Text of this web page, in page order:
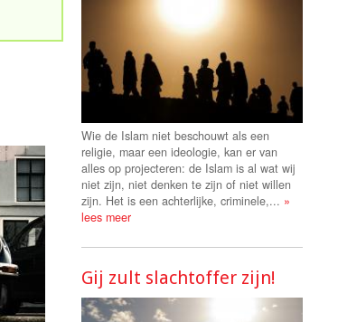
Wie de Islam niet beschouwt als een
religie, maar een ideologie, kan er van
alles op projecteren: de Islam is al wat wij
niet zijn, niet denken te zijn of niet willen
zijn. Het is een achterlijke, criminele,... »
lees meer
Gij zult slachtoffer zijn!